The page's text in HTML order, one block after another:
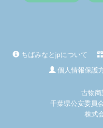
ちばみなとjpについて
個人情報保護
古物
千葉県公安委員
株式